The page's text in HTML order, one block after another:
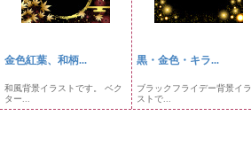
金色紅葉、和柄...
和風背景イラストです。 ベク
ター...
黒・金色・キラ...
ブラックフライデー背景イラ
ストで...